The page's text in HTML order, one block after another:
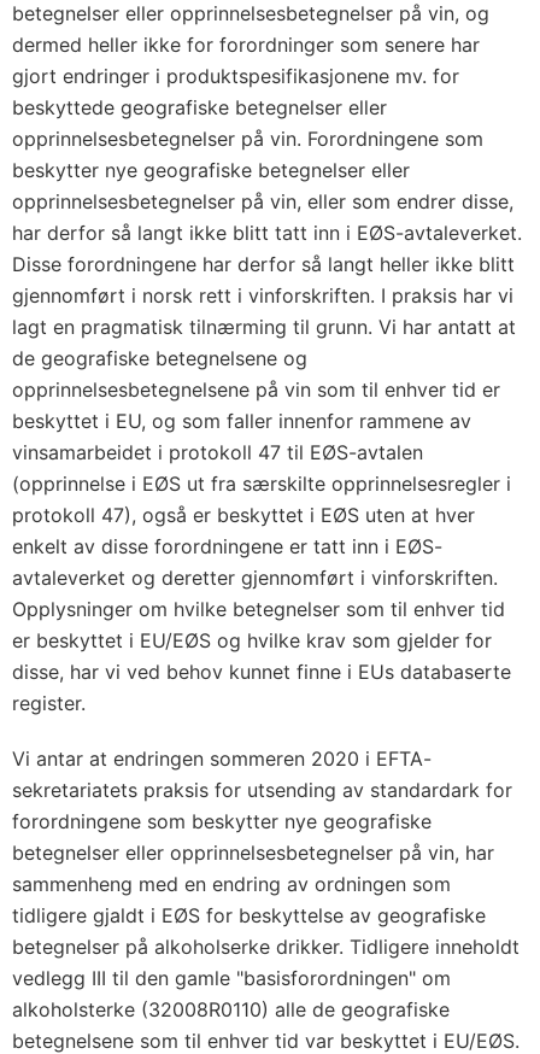
betegnelser eller opprinnelsesbetegnelser på vin, og
dermed heller ikke for forordninger som senere har
gjort endringer i produktspesifikasjonene mv. for
beskyttede geografiske betegnelser eller
opprinnelsesbetegnelser på vin. Forordningene som
beskytter nye geografiske betegnelser eller
opprinnelsesbetegnelser på vin, eller som endrer disse,
har derfor så langt ikke blitt tatt inn i EØS-avtaleverket.
Disse forordningene har derfor så langt heller ikke blitt
gjennomført i norsk rett i vinforskriften. I praksis har vi
lagt en pragmatisk tilnærming til grunn. Vi har antatt at
de geografiske betegnelsene og
opprinnelsesbetegnelsene på vin som til enhver tid er
beskyttet i EU, og som faller innenfor rammene av
vinsamarbeidet i protokoll 47 til EØS-avtalen
(opprinnelse i EØS ut fra særskilte opprinnelsesregler i
protokoll 47), også er beskyttet i EØS uten at hver
enkelt av disse forordningene er tatt inn i EØS-
avtaleverket og deretter gjennomført i vinforskriften.
Opplysninger om hvilke betegnelser som til enhver tid
er beskyttet i EU/EØS og hvilke krav som gjelder for
disse, har vi ved behov kunnet finne i EUs databaserte
register.
Vi antar at endringen sommeren 2020 i EFTA-
sekretariatets praksis for utsending av standardark for
forordningene som beskytter nye geografiske
betegnelser eller opprinnelsesbetegnelser på vin, har
sammenheng med en endring av ordningen som
tidligere gjaldt i EØS for beskyttelse av geografiske
betegnelser på alkoholserke drikker. Tidligere inneholdt
vedlegg III til den gamle "basisforordningen" om
alkoholsterke (32008R0110) alle de geografiske
betegnelsene som til enhver tid var beskyttet i EU/EØS.